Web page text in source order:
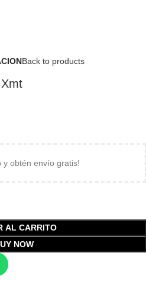
Back to products
y obtén envío gratis!
AL CARRITO
NOW